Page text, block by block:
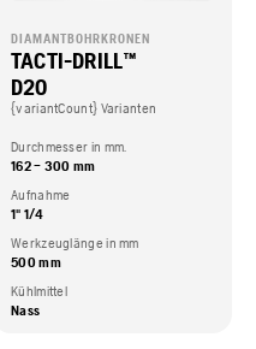
DIAMANTBOHRKRONEN
TACTI-DRILL™
D20
{variantCount} Varianten
Durchmesser in mm.
162 – 300 mm
Aufnahme
1" 1/4
Werkzeuglänge in mm
500 mm
Kühlmittel
Nass